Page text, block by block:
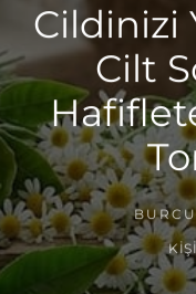
Cildinizi
Cilt